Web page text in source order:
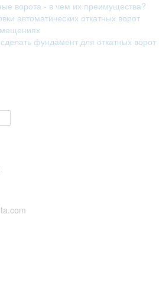
ворота - в чем их преимущества?
автоматических откатных ворот
фундамент для откатных ворот